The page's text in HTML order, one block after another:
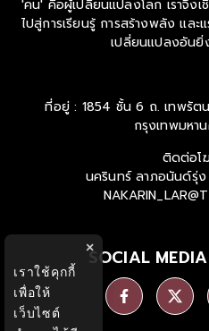
'คน' คือผู้เปลี่ยนแปลงโลก เราจึง
ไปสู่การเรียนรู้ การสร้างพลัง แล
เปลี่ยนแปลงอันยิ่
ที่อยู่ : 1854 ชั้น 6 ถ. เทพรัต
กรุงเทพมหา
ติดต่อโ
นครินทร์ ลาภอนันด์รุ่ง
SOCIAL
×
เราใช้คุกกี้
เพื่อให้
เว็บไซต์